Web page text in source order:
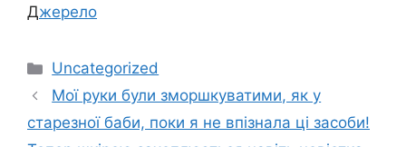
Джерело
Категорії
Uncategorized
Мої руки були зморшкуватими, як у
старезної баби, поки я не впізнала ці засоби!